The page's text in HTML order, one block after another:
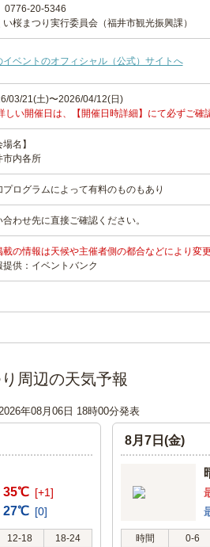
0776-20-5346
い桜まつり実行委員会（福井市観光振興課）
イベントのオフィシャル（公式）サイトへ
03/21(土)〜2026/04/12(日)
しい開催日は、【開催日時詳細】にて必ずご確
場名】
市内各所
プログラムによって有料のものもあり
合わせ先に直接ご確認ください。
の情報は天候や主催者側の都合などにより変
提供：イベントバンク
周辺の天気予報
年08月06日 18時00分発表
35℃ [+1]
27℃ [0]
12-18
18-24
8月7日(金)
時間 0-6